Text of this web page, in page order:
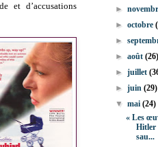
et d’accusations
►
►octobre
►
►août(26)
►juillet
►juin(29)
▼mai(24)
« Les
Hitler
sau...